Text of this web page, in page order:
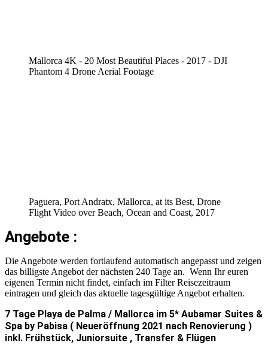
Mallorca 4K - 20 Most Beautiful Places - 2017 - DJI
Phantom 4 Drone Aerial Footage
Paguera, Port Andratx, Mallorca, at its Best, Drone
Flight Video over Beach, Ocean and Coast, 2017
Angebote :
Die Angebote werden fortlaufend automatisch angepasst und zeigen
das billigste Angebot der nächsten 240 Tage an. Wenn Ihr euren
eigenen Termin nicht findet, einfach im Filter Reisezeitraum
eintragen und gleich das aktuelle tagesgültige Angebot erhalten.
7 Tage Playa de Palma / Mallorca im 5* Aubamar Suites &
Spa by Pabisa ( Neueröffnung 2021 nach Renovierung )
inkl. Frühstück, Juniorsuite , Transfer & Flügen